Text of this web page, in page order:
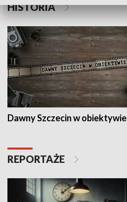
HISTORIA
Dawny Szczecin w obiektywie
REPORTAŻE